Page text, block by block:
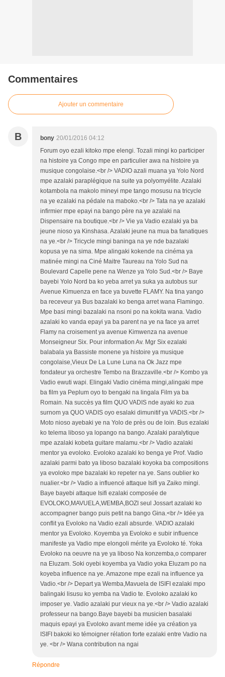
Commentaires
Ajouter un commentaire
B bony 20/01/2016 04:12
Forum oyo ezali kitoko mpe elengi. Tozali mingi ko participer
na histoire ya Congo mpe en particulier awa na histoire ya
musique congolaise.<br /> VADIO azali muana ya Yolo Nord
mpe azalaki paraplégique na suite ya polyomyélite. Azalaki
kotambola na makolo mineyi mpe tango mosusu na tricycle
na ye ezalaki na pédale na maboko.<br /> Tata na ye azalaki
infirmier mpe epayi na bango père na ye azalaki na
Dispensaire na boutique.<br /> Vie ya Vadio ezalaki ya ba
jeune nioso ya Kinshasa. Azalaki jeune na mua ba fanatiques
na ye.<br /> Tricycle mingi baninga na ye nde bazalaki
kopusa ye na sima. Mpe alingaki kokende na cinéma ya
matinée mingi na Ciné Maitre Taureau na Yolo Sud na
Boulevard Capelle pene na Wenze ya Yolo Sud.<br /> Baye
bayebi Yolo Nord ba ko yeba arret ya suka ya autobus sur
Avenue Kimuenza en face ya buvette FLAMY. Na tina yango
ba receveur ya Bus bazalaki ko benga arret wana Flamingo.
Mpe basi mingi bazalaki na nsoni po na kokita wana. Vadio
azalaki ko vanda epayi ya ba parent na ye na face ya arret
Flamy na croisement ya avenue Kimwenza na avenue
Monseigneur Six. Pour information Av. Mgr Six ezalaki
balabala ya Bassiste monene ya histoire ya musique
congolaise,Vieux De La Lune Luna na Ok Jazz mpe
fondateur ya orchestre Tembo na Brazzaville.<br /> Kombo ya
Vadio ewuti wapi. Elingaki Vadio cinéma mingi,alingaki mpe
ba film ya Peplum oyo to bengaki na lingala Film ya ba
Romain. Na succès ya film QUO VADIS nde ayaki ko zua
surnom ya QUO VADIS oyo esalaki dimunitif ya VADIS.<br />
Moto nioso ayebaki ye na Yolo de près ou de loin. Bus ezalaki
ko telema liboso ya lopango na bango. Azalaki paralytique
mpe azalaki kobeta guitare malamu.<br /> Vadio azalaki
mentor ya evoloko. Evoloko azalaki ko benga ye Prof. Vadio
azalaki parmi bato ya liboso bazalaki koyoka ba compositions
ya evoloko mpe bazalaki ko repeter na ye. Sans oublier ko
nualier.<br /> Vadio a influencé attaque Isifi ya Zaiko mingi.
Baye bayebi attaque Isifi ezalaki composée de
EVOLOKO,MAVUELA,WEMBA,BOZI seul Jossart azalaki ko
accompagner bango puis petit na bango Gina.<br /> Idée ya
conflit ya Evoloko na Vadio ezali absurde. VADIO azalaki
mentor ya Evoloko. Koyemba ya Evoloko e subir influence
manifeste ya Vadio mpe elongoli mérite ya Evoloko té. Yoka
Evoloko na oeuvre na ye ya liboso Na konzemba,o comparer
na Eluzam. Soki oyebi koyemba ya Vadio yoka Eluzam po na
koyeba influence na ye. Amazone mpe ezali na influence ya
Vadio.<br /> Depart ya Wemba,Mavuela de ISIFI ezalaki mpo
balingaki lisusu ko yemba na Vadio te. Evoloko azalaki ko
imposer ye. Vadio azalaki pur vieux na ye.<br /> Vadio azalaki
professeur na bango.Baye bayebi ba musicien basalaki
maquis epayi ya Evoloko avant meme idée ya création ya
ISIFI bakoki ko témoigner rélation forte ezalaki entre Vadio na
ye. <br /> Wana contribution na ngai
Répondre